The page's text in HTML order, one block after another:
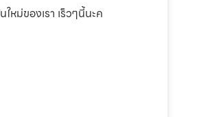
หม่ของเรา เร็วๆนี้นะค